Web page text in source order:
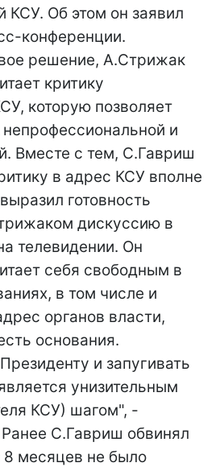
КСУ. Об этом он заявил
конференции.
решение, А.Стрижак
критику
которую позволяет
и
Вместе с тем, С.Гавриш
в адрес КСУ вполне
готовность
дискуссию в
телевидении. Он
себя свободным в
в том числе и
органов власти,
основания.
и запугивать
унизительным
КСУ) шагом", -
С.Гавриш обвинял
8 месяцев не было